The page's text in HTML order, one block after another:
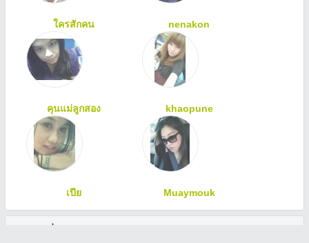
ใครสักคน nenakon
คุนแม่ลูกสอง khaopune
เปีย Muaymouk